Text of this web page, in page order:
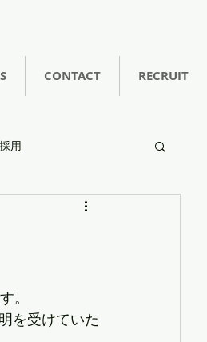
CONTACT RECRUIT
採用
。
を受けていた